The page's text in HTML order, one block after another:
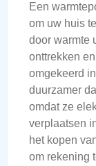
Een
om uw huis
door warmte
onttrekken
omgekeerd
duurzamer
omdat ze
verplaatsen
het kopen
om rekening